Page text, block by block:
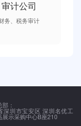
审计公司
务、税务审计
：
深圳市宝安区 深圳名优工
展示采购中心B座210